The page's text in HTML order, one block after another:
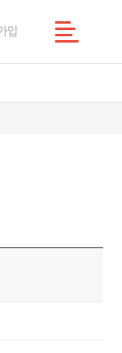
입